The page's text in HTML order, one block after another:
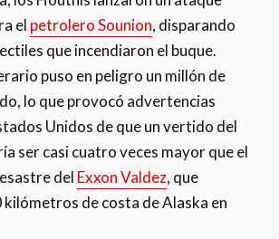
el petrolero Sounion, disparando
que incendiaron el buque.
puso en peligro un millón de
lo que provocó advertencias
Unidos de que un vertido del
ser casi cuatro veces mayor que el
del Exxon Valdez, que
de costa de Alaska en